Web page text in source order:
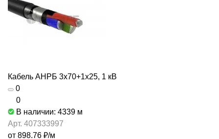
Кабель АНРБ 3х70+1х25, 1 кВ
0
0
В наличии: 4339 м
Арт. 407333997
от 898.76 ₽/м